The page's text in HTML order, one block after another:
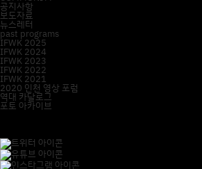
공지사항
보도자료
뉴스레터
past programs
IFWK 2025
IFWK 2024
IFWK 2023
IFWK 2022
IFWK 2021
2020 인천 영상 포럼
역대 카달로그
포토 아카이브